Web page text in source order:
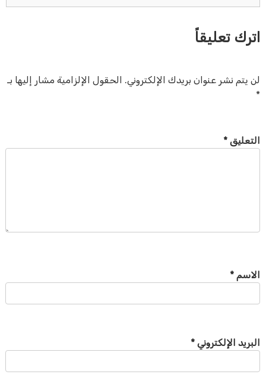
اترك تعليقاً
لن يتم نشر عنوان بريدك الإلكتروني.
الحقول الإلزامية مشار إليها بـ
*
التعليق *
الاسم *
البريد الإلكتروني *